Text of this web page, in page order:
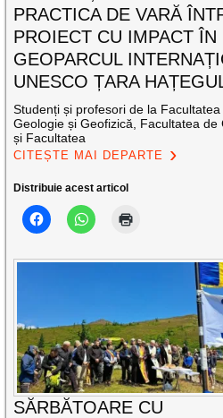
PRACTICA DE VARĂ
PROIECT CU IMPACT ÎN
GEOPARCUL
UNESCO ȚARA
Studenți și profesori de la Facultatea
Geologie și Geofizică, Facultatea de
și Facultatea
CITEȘTE MAI DEPARTE
Distribuie acest articol
SĂRBĂTOARE CU